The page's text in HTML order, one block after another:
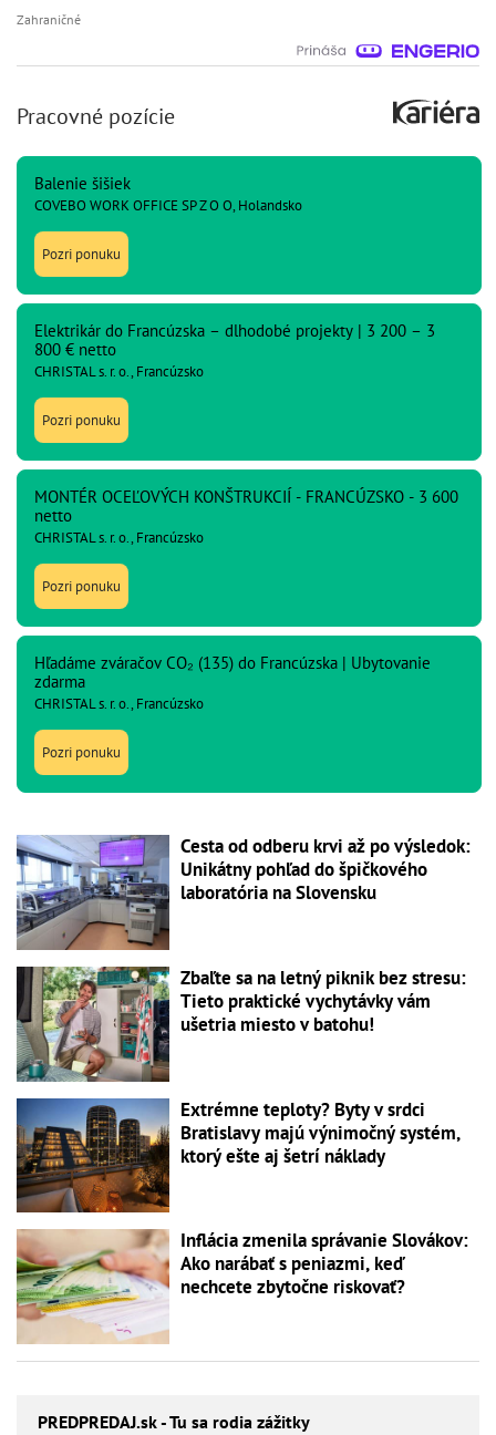
Zahraničné
Pracovné pozície
Balenie šišiek
COVEBO WORK OFFICE SP Z O O, Holandsko
Pozri ponuku
Elektrikár do Francúzska – dlhodobé projekty | 3 200 – 3
800 € netto
CHRISTAL s. r. o., Francúzsko
Pozri ponuku
MONTÉR OCEĽOVÝCH KONŠTRUKCIÍ - FRANCÚZSKO - 3 600
netto
CHRISTAL s. r. o., Francúzsko
Pozri ponuku
Hľadáme zváračov CO₂ (135) do Francúzska | Ubytovanie
zdarma
CHRISTAL s. r. o., Francúzsko
Pozri ponuku
Cesta od odberu krvi až po výsledok:
Unikátny pohľad do špičkového
laboratória na Slovensku
Zbaľte sa na letný piknik bez stresu:
Tieto praktické vychytávky vám
ušetria miesto v batohu!
Extrémne teploty? Byty v srdci
Bratislavy majú výnimočný systém,
ktorý ešte aj šetrí náklady
Inflácia zmenila správanie Slovákov:
Ako narábať s peniazmi, keď
nechcete zbytočne riskovať?
PREDPREDAJ.sk - Tu sa rodia zážitky